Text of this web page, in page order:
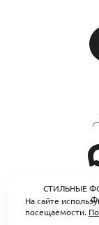
СТИЛЬНЫЕ
На сайте
посещаемости.